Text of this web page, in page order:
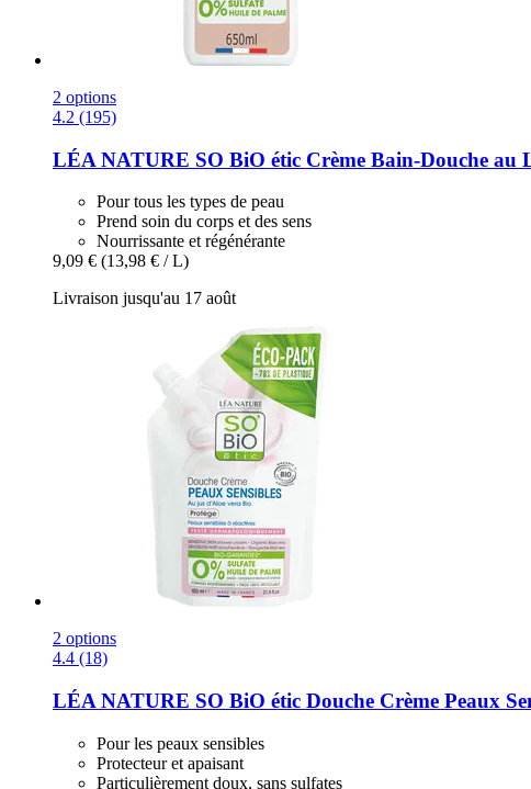
2 options
4.2 (195)
LÉA NATURE SO BiO étic Crème Bain-​Douche au
Pour tous les types de peau
Prend soin du corps et des sens
Nourrissante et régénérante
9,09 € (13,98 € / L)
Livraison jusqu'au 17 août
2 options
4.4 (18)
LÉA NATURE SO BiO étic Douche Crème Peaux
Pour les peaux sensibles
Protecteur et apaisant
Particulièrement doux, sans sulfates